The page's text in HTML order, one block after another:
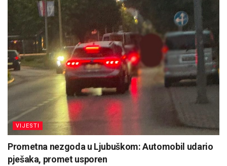
VIJESTI
Prometna nezgoda u Ljubuškom: Automobil udario
pješaka, promet usporen